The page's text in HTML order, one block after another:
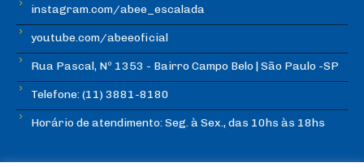
instagram.com/abee_escalada
youtube.com/abeeoficial
Rua Pascal, Nº 1353 - Bairro Campo Belo | São Paulo -SP
Telefone: (11) 3881-8180
Horário de atendimento: Seg. à Sex., das 10hs às 18hs